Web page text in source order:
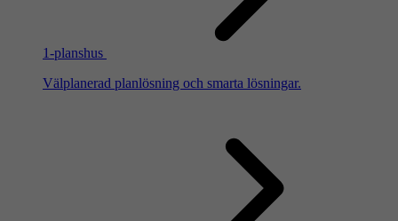
1-planshus
Välplanerad planlösning och smarta lösningar.